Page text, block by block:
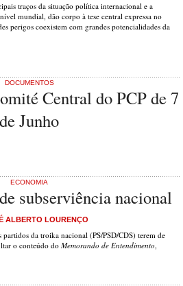
traços da situação política internacional e a
mundial, dão corpo à tese central expressa no
perigos coexistem com grandes potencialidades da
DOCUMENTOS
Central do PCP de 7
de Junho
ECONOMIA
subserviência nacional
ALBERTO LOURENÇO
partidos da troika nacional (PS/PSD/CDS) terem de
o conteúdo doMemorando de Entendimento